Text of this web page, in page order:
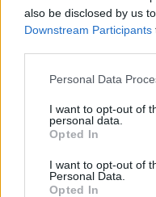
also be disclosed by us
Downstream Participants
Personal Data
I want to opt-out of
personal data.
Opted In
I want to opt-out of
Personal Data.
Opted In
őszi érettségi
előrehozott érettségi